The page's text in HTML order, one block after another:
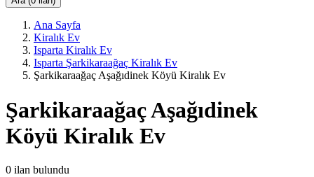
Ana Sayfa
Kiralık Ev
Isparta Kiralık Ev
Isparta Şarkikaraağaç Kiralık Ev
Şarkikaraağaç Aşağıdinek Köyü Kiralık Ev
Şarkikaraağaç Aşağıdinek
Köyü Kiralık Ev
0 ilan bulundu